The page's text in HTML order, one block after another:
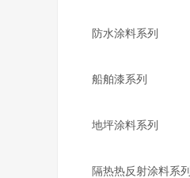
防水涂料系列
船舶漆系列
地坪涂料系列
隔热热反射涂料系列